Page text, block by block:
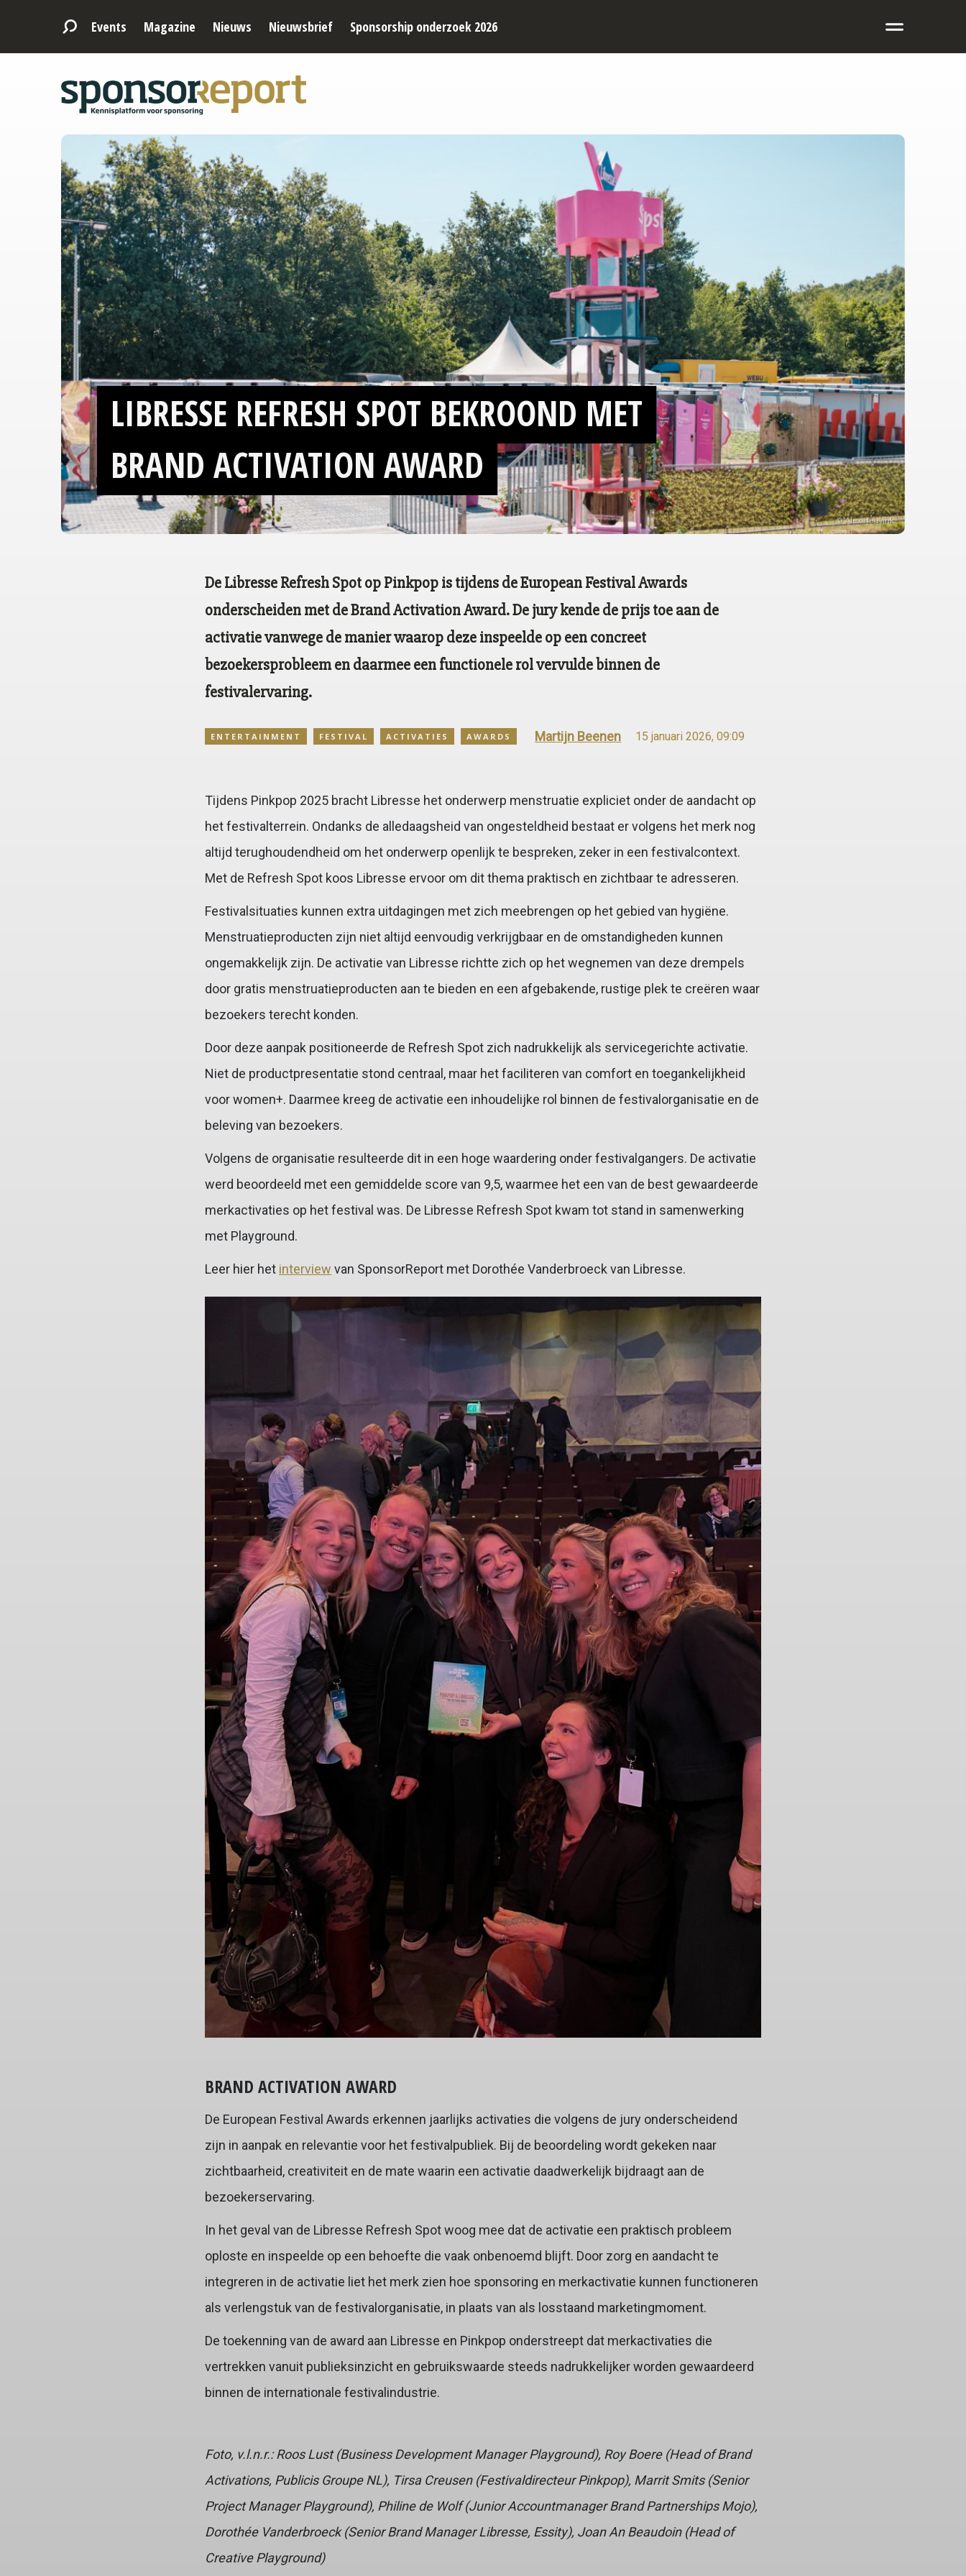
Events Magazine Nieuws Nieuwsbrief Sponsorship onderzoek 2026
ENTERTAINMENT FESTIVAL ACTIVATIES AWARDS 15 januari 2026, 09:09
Martijn Beenen
© Alex Heuvink
LIBRESSE REFRESH SPOT BEKROOND MET
BRAND ACTIVATION AWARD
De Libresse Refresh Spot op Pinkpop is tijdens de European Festival Awards
onderscheiden met de Brand Activation Award. De jury kende de prijs toe aan de
activatie vanwege de manier waarop deze inspeelde op een concreet
bezoekersprobleem en daarmee een functionele rol vervulde binnen de
festivalervaring.
Tijdens Pinkpop 2025 bracht Libresse het onderwerp menstruatie expliciet onder de aandacht op
het festivalterrein. Ondanks de alledaagsheid van ongesteldheid bestaat er volgens het merk nog
altijd terughoudendheid om het onderwerp openlijk te bespreken, zeker in een festivalcontext.
Met de Refresh Spot koos Libresse ervoor om dit thema praktisch en zichtbaar te adresseren.
Festivalsituaties kunnen extra uitdagingen met zich meebrengen op het gebied van hygiëne.
Menstruatieproducten zijn niet altijd eenvoudig verkrijgbaar en de omstandigheden kunnen
ongemakkelijk zijn. De activatie van Libresse richtte zich op het wegnemen van deze drempels
door gratis menstruatieproducten aan te bieden en een afgebakende, rustige plek te creëren waar
bezoekers terecht konden.
Door deze aanpak positioneerde de Refresh Spot zich nadrukkelijk als servicegerichte activatie.
Niet de productpresentatie stond centraal, maar het faciliteren van comfort en toegankelijkheid
voor women+. Daarmee kreeg de activatie een inhoudelijke rol binnen de festivalorganisatie en de
beleving van bezoekers.
Volgens de organisatie resulteerde dit in een hoge waardering onder festivalgangers. De activatie
werd beoordeeld met een gemiddelde score van 9,5, waarmee het een van de best gewaardeerde
merkactivaties op het festival was. De Libresse Refresh Spot kwam tot stand in samenwerking
met Playground.
Leer hier het interview van SponsorReport met Dorothée Vanderbroeck van Libresse.
BRAND ACTIVATION AWARD
De European Festival Awards erkennen jaarlijks activaties die volgens de jury onderscheidend
zijn in aanpak en relevantie voor het festivalpubliek. Bij de beoordeling wordt gekeken naar
zichtbaarheid, creativiteit en de mate waarin een activatie daadwerkelijk bijdraagt aan de
bezoekerservaring.
In het geval van de Libresse Refresh Spot woog mee dat de activatie een praktisch probleem
oploste en inspeelde op een behoefte die vaak onbenoemd blijft. Door zorg en aandacht te
integreren in de activatie liet het merk zien hoe sponsoring en merkactivatie kunnen functioneren
als verlengstuk van de festivalorganisatie, in plaats van als losstaand marketingmoment.
De toekenning van de award aan Libresse en Pinkpop onderstreept dat merkactivaties die
vertrekken vanuit publieksinzicht en gebruikswaarde steeds nadrukkelijker worden gewaardeerd
binnen de internationale festivalindustrie.
Foto, v.l.n.r.: Roos Lust (Business Development Manager Playground), Roy Boere (Head of Brand
Activations, Publicis Groupe NL), Tirsa Creusen (Festivaldirecteur Pinkpop), Marrit Smits (Senior
Project Manager Playground), Philine de Wolf (Junior Accountmanager Brand Partnerships Mojo),
Dorothée Vanderbroeck (Senior Brand Manager Libresse, Essity), Joan An Beaudoin (Head of
Creative Playground)